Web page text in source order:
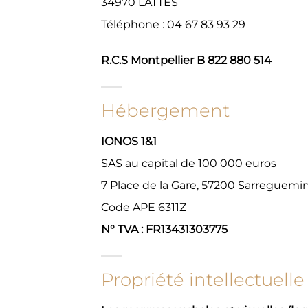
Téléphone : 04 67 83 93 29
R.C.S Montpellier B 822 880 514
Hébergement
IONOS 1&1
SAS au capital de 100 000 euros
7 Place de la Gare, 57200
Code APE 6311Z
N° TVA : FR13431303775
Propriété intellectuelle